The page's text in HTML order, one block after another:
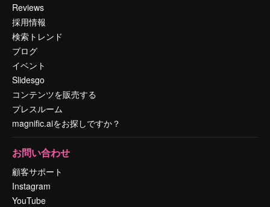
Reviews
採用情報
検索トレンド
ブログ
イベント
Slidesgo
コンテンツを販売する
プレスルーム
magnific.aiをお探しですか？
お問い合わせ
顧客サポート
Instagram
YouTube